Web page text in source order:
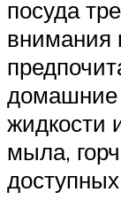
посуда
внимания
домашние
жидкости
мыла,